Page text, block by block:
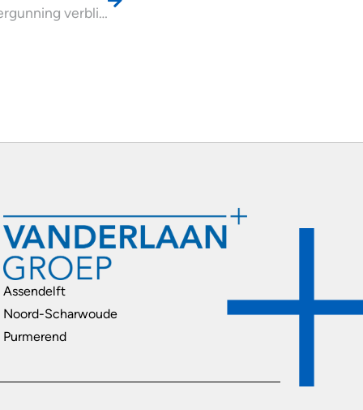
Aanvraag vergunning verblijf en arbeid deels loon
Assendelft
Noord-Scharwoude
Purmerend